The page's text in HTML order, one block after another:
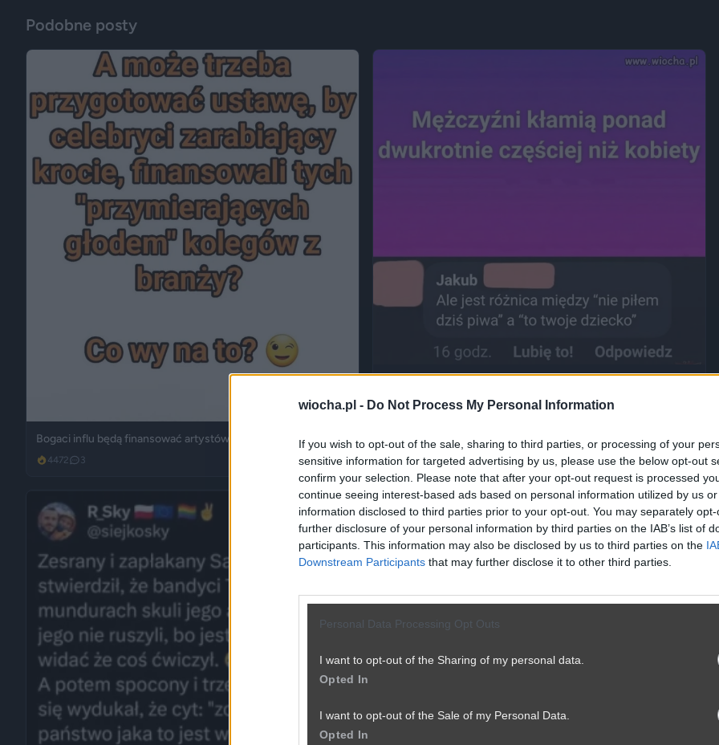
wiocha.pl - Do Not Process My Personal Information
If you wish to opt-out of the sale, sharing to third parties, or processing of your
sensitive information for targeted advertising by us, please use the below opt-out
confirm your selection. Please note that after your opt-out request is processed
continue seeing interest-based ads based on personal information utilized by us
information disclosed to third parties prior to your opt-out. You may separately
further disclosure of your personal information by third parties on the IAB’s list of
participants. This information may also be disclosed by us to third parties on the
Downstream Participants that may further disclose it to other third parties.
Personal Data Processing Opt Outs
I want to opt-out of the Sharing of my personal data.
Opted In
I want to opt-out of the Sale of my Personal Data.
Opted In
Podobne posty
Bogaci influ będą finansować artystów?
4472 3 Śmieszne
3571 2